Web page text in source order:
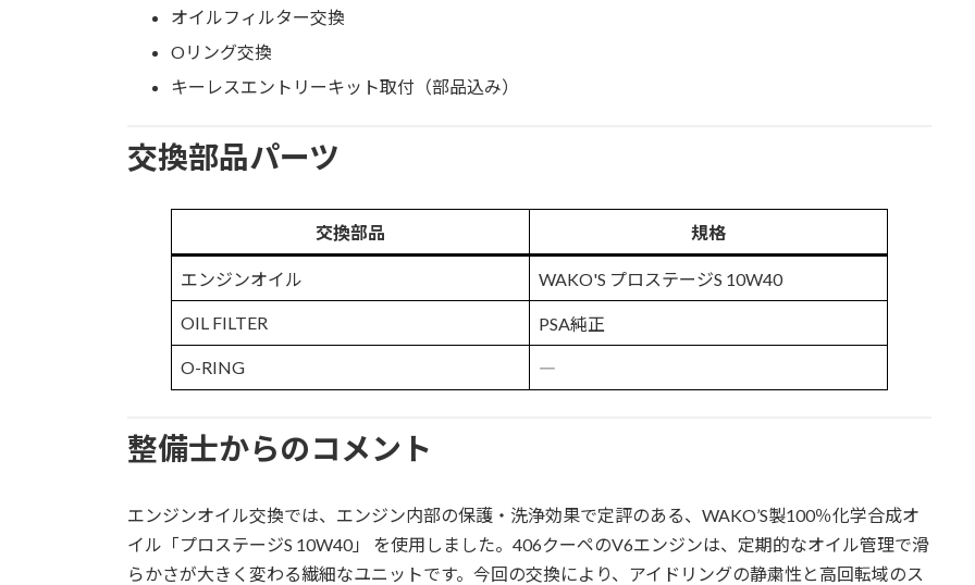
オイルフィルター交換
Oリング交換
キーレスエントリーキット取付（部品込み）
交換部品パーツ
交換部品 規格
エンジンオイル WAKO'S プロステージS 10W40
OIL FILTER PSA純正
O-RING ―
整備士からのコメント
エンジンオイル交換では、エンジン内部の保護・洗浄効果で定評のある、WAKO’S製100％化学合成オ
イル「プロステージS 10W40」 を使用しました。406クーペのV6エンジンは、定期的なオイル管理で滑
らかさが大きく変わる繊細なユニットです。今回の交換により、アイドリングの静粛性と高回転域のス